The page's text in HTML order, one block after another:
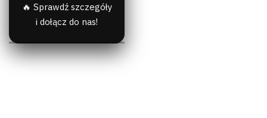
🔥 Sprawdź szczegóły
i dołącz do nas!